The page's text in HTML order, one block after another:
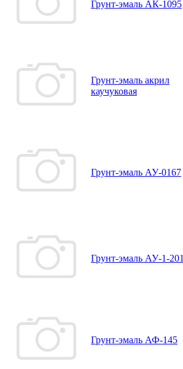
Грунт-эмаль АК-1095
Грунт-эмаль акрил
каучуковая
Грунт-эмаль АУ-0167
Грунт-эмаль АУ-1-201
Грунт-эмаль АФ-145